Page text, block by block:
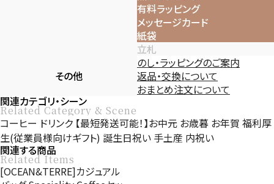
有料ラッピング
メッセージカード
紙袋
立札
のし・ラッピングのご案内
その他
返品・交換について
おまとめ注文について
関連カテゴリ・シーン
Related Category & Scene
コーヒー ドリンク 【最短発送可能！】お中元 お歳暮 お年賀 福利厚
生(従業員様向けギフト) 誕生日祝い 手土産 内祝い
関連する商品
Related Items
[OCEAN&TERRE]カジュアル